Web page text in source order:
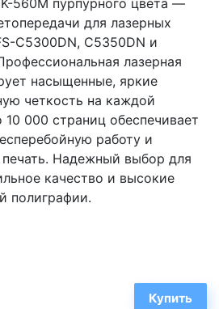
для лазерных
C5300DN, C5350DN и
лазерная
насыщенные, яркие
четкость на каждой
000 страниц обеспечивает
работу и
Надежный выбор для
качество и высокие
полиграфии.